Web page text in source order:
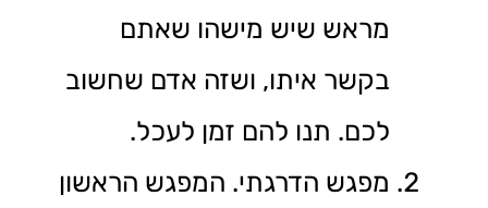
מראש שיש מישהו שאתם
בקשר איתו, ושזה אדם שחשוב
לכם. תנו להם זמן לעכל.
מפגש הדרגתי. המפגש הראשון